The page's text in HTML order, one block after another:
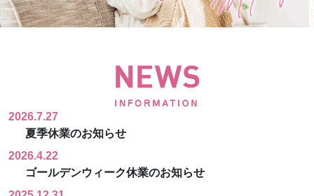
2026.7.27
夏季休業のお知らせ
2026.4.22
ゴールデンウィーク休業のお知らせ